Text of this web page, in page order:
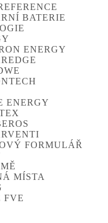
BATERIE
ENERGY
ENERGY
FORMULÁŘ
MÍSTA
FVE